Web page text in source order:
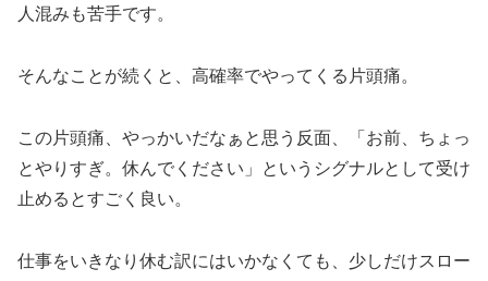
人混みも苦手です。
そんなことが続くと、高確率でやってくる片頭痛。
この片頭痛、やっかいだなぁと思う反面、「お前、ちょっ
とやりすぎ。休んでください」というシグナルとして受け
止めるとすごく良い。
仕事をいきなり休む訳にはいかなくても、少しだけスロー